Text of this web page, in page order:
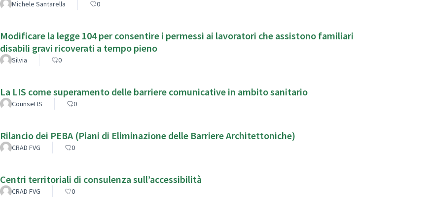
Michele Santarella 0
Modificare la legge 104 per consentire i permessi ai lavoratori che assistono familiari
disabili gravi ricoverati a tempo pieno
Silvia 0
La LIS come superamento delle barriere comunicative in ambito sanitario
CounseLIS 0
Rilancio dei PEBA (Piani di Eliminazione delle Barriere Architettoniche)
CRAD FVG 0
Centri territoriali di consulenza sull’accessibilità
CRAD FVG 0